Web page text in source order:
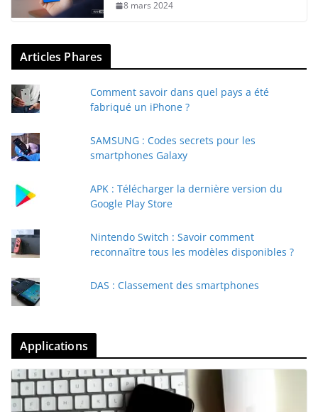
8 mars 2024
Articles Phares
Comment savoir dans quel pays a été
fabriqué un iPhone ?
SAMSUNG : Codes secrets pour les
smartphones Galaxy
APK : Télécharger la dernière version du
Google Play Store
Nintendo Switch : Savoir comment
reconnaître tous les modèles disponibles ?
DAS : Classement des smartphones
Applications